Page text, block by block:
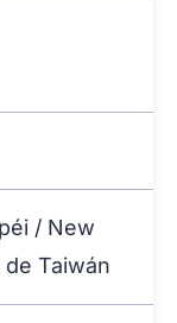
/ New
Taiwán